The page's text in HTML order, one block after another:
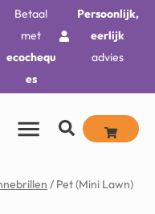
Betaal
met
ecochequ
es
Persoonlijk,
eerlijk
advies
/ Pet (Mini Lawn)